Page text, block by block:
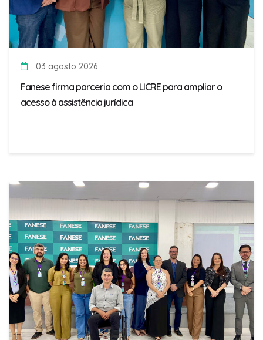
03 agosto 2026
Fanese firma parceria com o LICRE para ampliar o
acesso à assistência jurídica